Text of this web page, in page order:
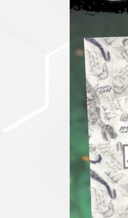
アクリルキーホルダー